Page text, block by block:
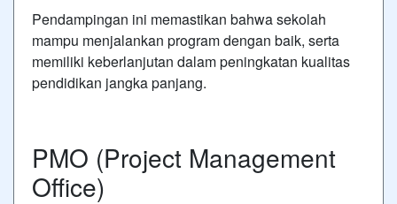
Pendampingan ini memastikan bahwa sekolah
mampu menjalankan program dengan baik, serta
memiliki keberlanjutan dalam peningkatan kualitas
pendidikan jangka panjang.
PMO (Project Management
Office)